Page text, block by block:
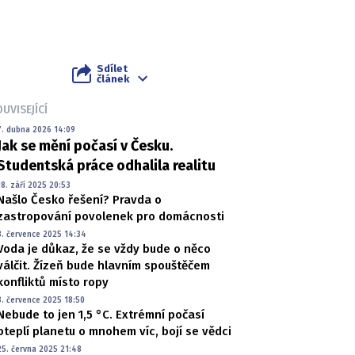
Sdílet
článek
dubna 2026 14:09
se mění počasí v Česku.
práce odhalila realitu
září 2025 20:53
Česko řešení? Pravda o
povolenek pro domácnosti
července 2025 14:34
je důkaz, že se vždy bude o něco
Žízeň bude hlavním spouštěčem
místo ropy
července 2025 18:50
to jen 1,5 °C. Extrémní počasí
planetu o mnohem víc, bojí se vědci
června 2025 21:48